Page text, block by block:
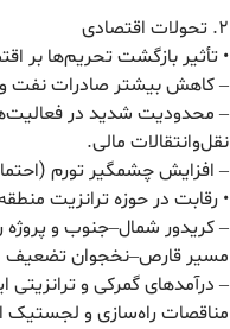
۲. تحولات اقتصادی
• تأثیر بازگشت تحریم‌ها بر
– کاهش بیشتر صادرات نفت و
– محدودیت شدید در
نقل‌وانتقالات مالی.
– افزایش چشمگیر تورم (احتمالاً تا بالای ۶۰–۷۰ درصد) و فشار
• رقابت در حوزه ترانزیت
– کریدور شمال–جنوب و
مسیر قارص–نخجوان
– درآمدهای گمرکی و
مناقصات راه‌سازی و لجستیک